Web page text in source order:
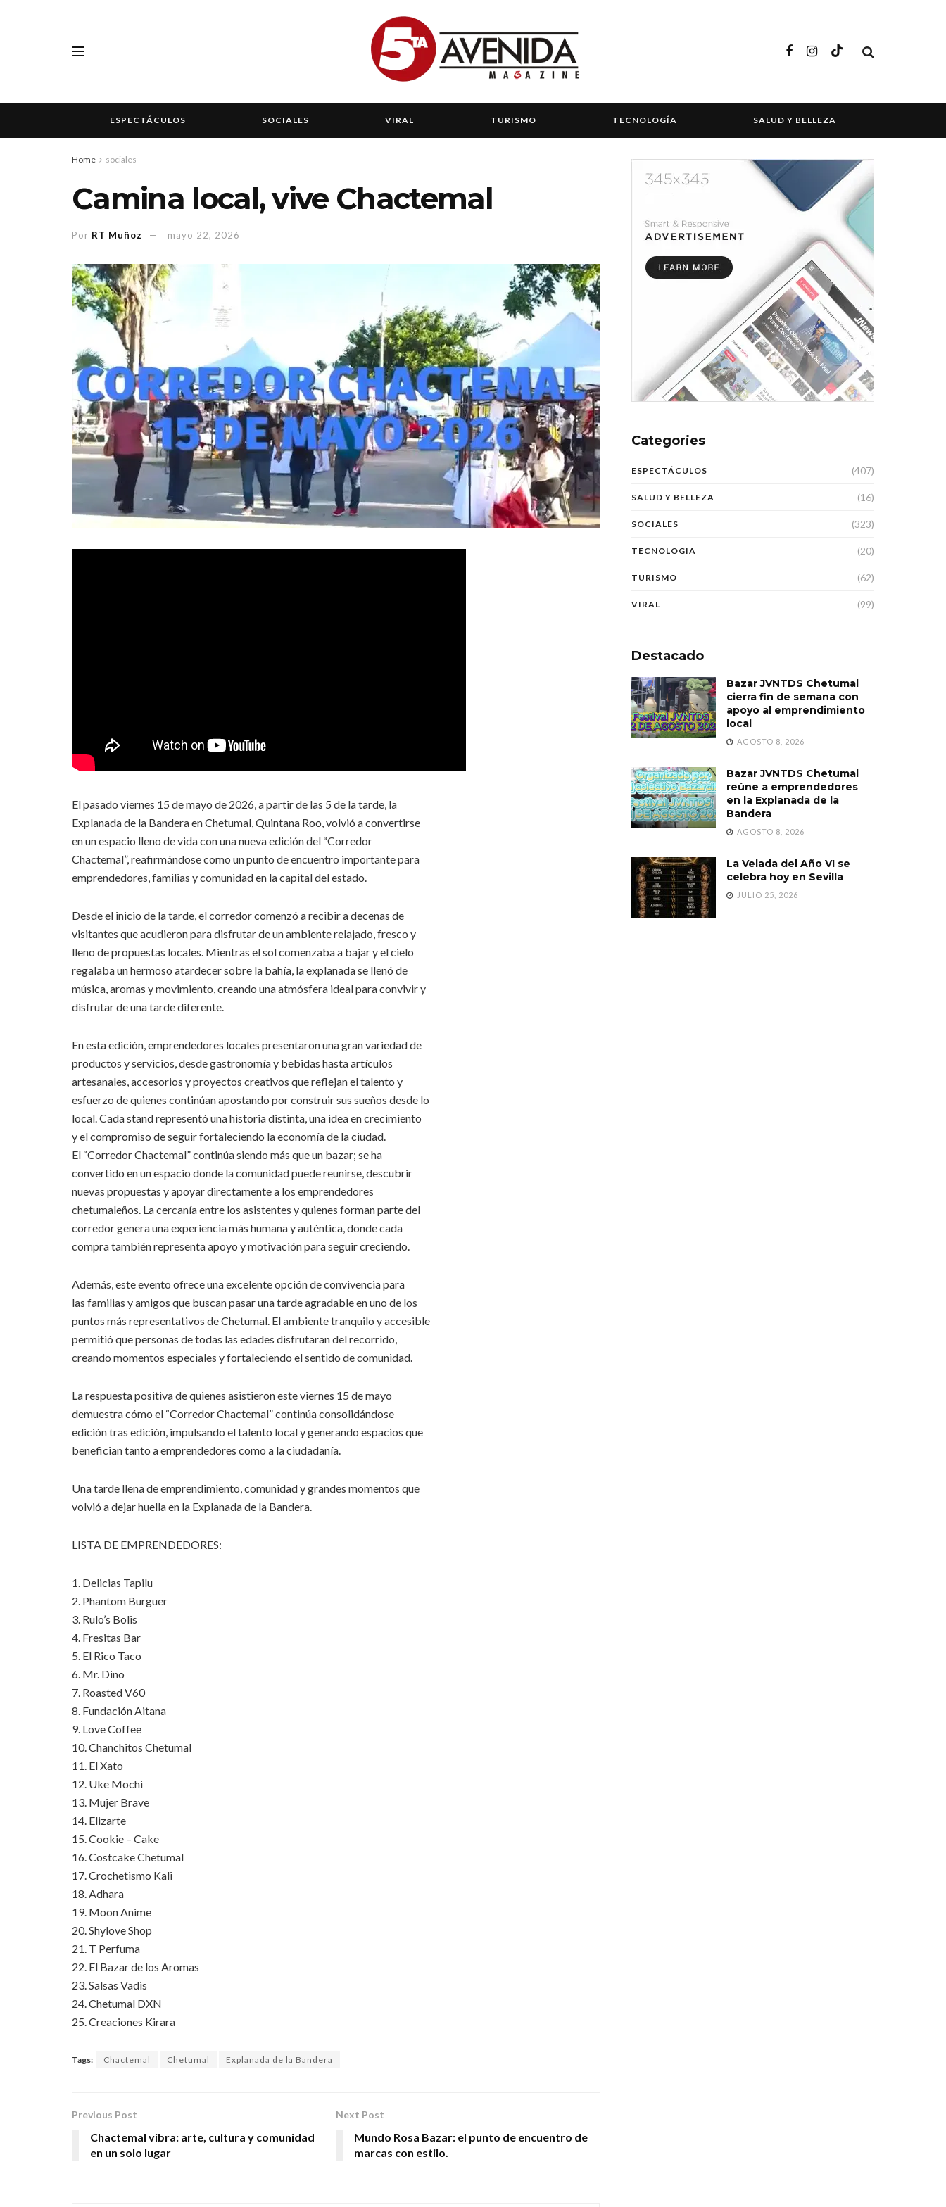
ESPECTÁCULOS SOCIALES VIRAL TURISMO TECNOLOGÍA SALUD Y BELLEZA
Home sociales
Camina local, vive Chactemal
Por RT Muñoz mayo 22, 2026
El pasado viernes 15 de mayo de 2026, a partir de las 5 de la tarde, la
Explanada de la Bandera en Chetumal, Quintana Roo, volvió a convertirse
en un espacio lleno de vida con una nueva edición del “Corredor
Chactemal”, reafirmándose como un punto de encuentro importante para
emprendedores, familias y comunidad en la capital del estado.
Desde el inicio de la tarde, el corredor comenzó a recibir a decenas de
visitantes que acudieron para disfrutar de un ambiente relajado, fresco y
lleno de propuestas locales. Mientras el sol comenzaba a bajar y el cielo
regalaba un hermoso atardecer sobre la bahía, la explanada se llenó de
música, aromas y movimiento, creando una atmósfera ideal para convivir y
disfrutar de una tarde diferente.
En esta edición, emprendedores locales presentaron una gran variedad de
productos y servicios, desde gastronomía y bebidas hasta artículos
artesanales, accesorios y proyectos creativos que reflejan el talento y
esfuerzo de quienes continúan apostando por construir sus sueños desde lo
local. Cada stand representó una historia distinta, una idea en crecimiento
y el compromiso de seguir fortaleciendo la economía de la ciudad.
El “Corredor Chactemal” continúa siendo más que un bazar; se ha
convertido en un espacio donde la comunidad puede reunirse, descubrir
nuevas propuestas y apoyar directamente a los emprendedores
chetumaleños. La cercanía entre los asistentes y quienes forman parte del
corredor genera una experiencia más humana y auténtica, donde cada
compra también representa apoyo y motivación para seguir creciendo.
Además, este evento ofrece una excelente opción de convivencia para
las familias y amigos que buscan pasar una tarde agradable en uno de los
puntos más representativos de Chetumal. El ambiente tranquilo y accesible
permitió que personas de todas las edades disfrutaran del recorrido,
creando momentos especiales y fortaleciendo el sentido de comunidad.
La respuesta positiva de quienes asistieron este viernes 15 de mayo
demuestra cómo el “Corredor Chactemal” continúa consolidándose
edición tras edición, impulsando el talento local y generando espacios que
benefician tanto a emprendedores como a la ciudadanía.
Una tarde llena de emprendimiento, comunidad y grandes momentos que
volvió a dejar huella en la Explanada de la Bandera.
LISTA DE EMPRENDEDORES:
1. Delicias Tapilu
2. Phantom Burguer
3. Rulo’s Bolis
4. Fresitas Bar
5. El Rico Taco
6. Mr. Dino
7. Roasted V60
8. Fundación Aitana
9. Love Coffee
10. Chanchitos Chetumal
11. El Xato
12. Uke Mochi
13. Mujer Brave
14. Elizarte
15. Cookie – Cake
16. Costcake Chetumal
17. Crochetismo Kali
18. Adhara
19. Moon Anime
20. Shylove Shop
21. T Perfuma
22. El Bazar de los Aromas
23. Salsas Vadis
24. Chetumal DXN
25. Creaciones Kirara
Tags: Chactemal Chetumal Explanada de la Bandera
Previous Post
Chactemal vibra: arte, cultura y comunidad
en un solo lugar
Next Post
Mundo Rosa Bazar: el punto de encuentro de
marcas con estilo.
Categories
ESPECTÁCULOS (407)
SALUD Y BELLEZA (16)
SOCIALES (323)
TECNOLOGIA (20)
TURISMO (62)
VIRAL (99)
Destacado
Bazar JVNTDS Chetumal
cierra fin de semana con
apoyo al emprendimiento
local
AGOSTO 8, 2026
Bazar JVNTDS Chetumal
reúne a emprendedores
en la Explanada de la
Bandera
AGOSTO 8, 2026
La Velada del Año VI se
celebra hoy en Sevilla
JULIO 25, 2026